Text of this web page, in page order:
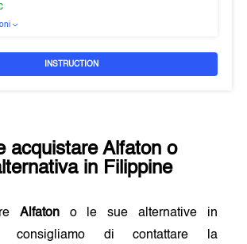
INSTRUCTION
acquistare Alfatono
in Filippine
Alfatono le sue alternative in
di contattare la